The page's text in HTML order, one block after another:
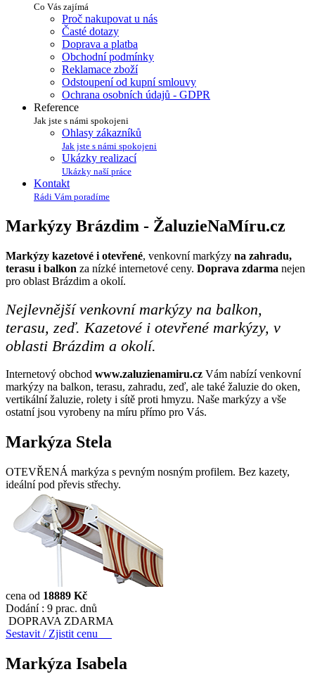
Co Vás zajímá
Proč nakupovat u nás
Časté dotazy
Doprava a platba
Obchodní podmínky
Reklamace zboží
Odstoupení od kupní smlouvy
Ochrana osobních údajů - GDPR
Reference
Jak jste s námi spokojeni
Ohlasy zákazníků
Jak jste s námi spokojeni
Ukázky realizací
Ukázky naší práce
Kontakt
Rádi Vám poradíme
Markýzy Brázdim - ŽaluzieNaMíru.cz
Markýzy kazetové i otevřené, venkovní markýzy na zahradu,
terasu i balkon za nízké internetové ceny. Doprava zdarma nejen
pro oblast Brázdim a okolí.
Nejlevnější venkovní markýzy na balkon,
terasu, zeď. Kazetové i otevřené markýzy, v
oblasti Brázdim a okolí.
Internetový obchod www.zaluzienamiru.cz Vám nabízí venkovní
markýzy na balkon, terasu, zahradu, zeď, ale také žaluzie do oken,
vertikální žaluzie, rolety i sítě proti hmyzu. Naše markýzy a vše
ostatní jsou vyrobeny na míru přímo pro Vás.
Markýza Stela
OTEVŘENÁ markýza s pevným nosným profilem. Bez kazety,
ideální pod převis střechy.
cena od 18889 Kč
Dodání : 9 prac. dnů
DOPRAVA ZDARMA
Sestavit / Zjistit cenu
Markýza Isabela